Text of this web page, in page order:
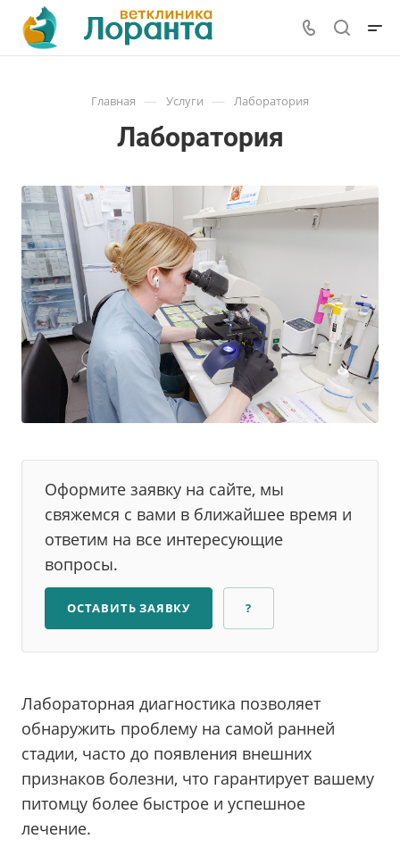
Главная — Услуги — Лаборатория
Лаборатория
Оформите заявку на сайте, мы
свяжемся с вами в ближайшее время и
ответим на все интересующие
вопросы.
ОСТАВИТЬ ЗАЯВКУ ?
Лабораторная диагностика позволяет
обнаружить проблему на самой ранней
стадии, часто до появления внешних
признаков болезни, что гарантирует вашему
питомцу более быстрое и успешное
лечение.